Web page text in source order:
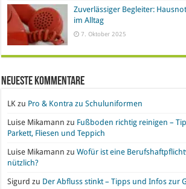
Zuverlässiger Begleiter:
im Alltag
7. Oktober 2025
Neueste Kommentare
LK zu Pro & Kontra zu Schuluniformen
Luise Mikamann zu Fußboden richtig reinigen –
Parkett, Fliesen und Teppich
Luise Mikamann zuWofür ist eine
nützlich?
Sigurd zu Der Abfluss stinkt – Tipps und Infos zur